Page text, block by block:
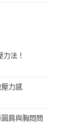
法！
力感
肩與胸悶問